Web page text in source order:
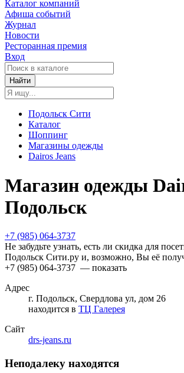
Каталог компаний
Афиша событий
Журнал
Новости
Ресторанная премия
Вход
Найти
Подольск Сити
Каталог
Шоппинг
Магазины одежды
Dairos Jeans
Магазин одежды
Подольск
+7 (985) 064-3737
Не забудьте узнать, есть ли скидка для
Подольск Сити.ру и, возможно, Вы её
+7 (985) 064-3737 — показать
Адрес
г. Подольск, Свердлова ул, дом 26
находится в ТЦ Галерея
Сайт
drs-jeans.ru
Неподалеку находятся